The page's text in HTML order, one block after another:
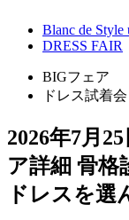
Blanc de
DRESS FAIR
BIGフェア
ドレス試着会
2026年7月
ア詳細 骨格
ドレスを選